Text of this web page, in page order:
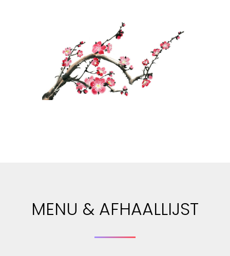
MENU & AFHAALLIJST